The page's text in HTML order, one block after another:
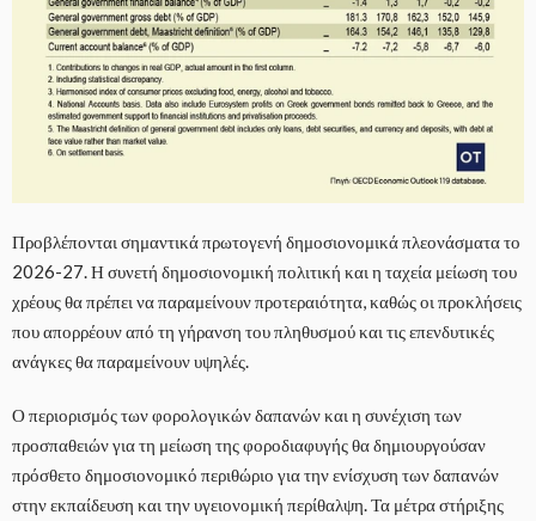
Προβλέπονται σημαντικά πρωτογενή δημοσιονομικά πλεονάσματα το
2026-27. Η συνετή δημοσιονομική πολιτική και η ταχεία μείωση του
χρέους θα πρέπει να παραμείνουν προτεραιότητα, καθώς οι προκλήσεις
που απορρέουν από τη γήρανση του πληθυσμού και τις επενδυτικές
ανάγκες θα παραμείνουν υψηλές.
Ο περιορισμός των φορολογικών δαπανών και η συνέχιση των
προσπαθειών για τη μείωση της φοροδιαφυγής θα δημιουργούσαν
πρόσθετο δημοσιονομικό περιθώριο για την ενίσχυση των δαπανών
στην εκπαίδευση και την υγειονομική περίθαλψη. Τα μέτρα στήριξης